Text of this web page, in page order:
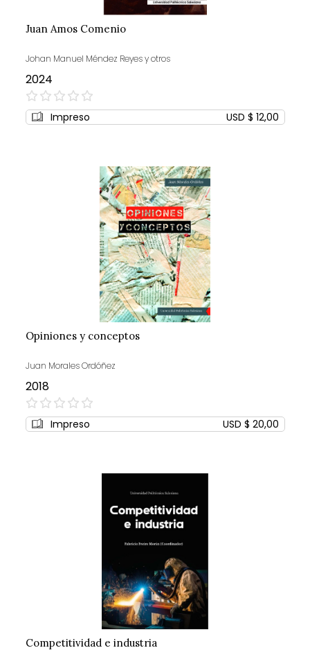
Juan Amos Comenio
Johan Manuel Méndez Reyes y otros
2024
0%
Impreso USD $ 12,00
Opiniones y conceptos
Juan Morales Ordóñez
2018
0%
Impreso USD $ 20,00
Competitividad e industria